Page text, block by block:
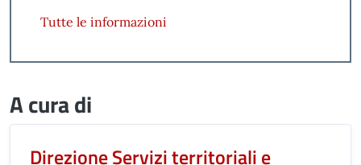
Tutte le informazioni
A cura di
Direzione Servizi territoriali e